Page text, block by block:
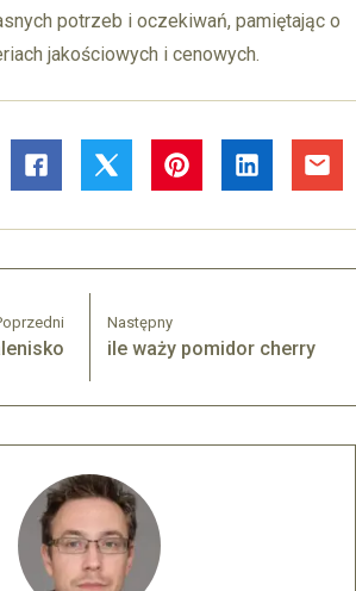
potrzeb i oczekiwań, pamiętając o
jakościowych i cenowych.
Następny
ile waży pomidor cherry